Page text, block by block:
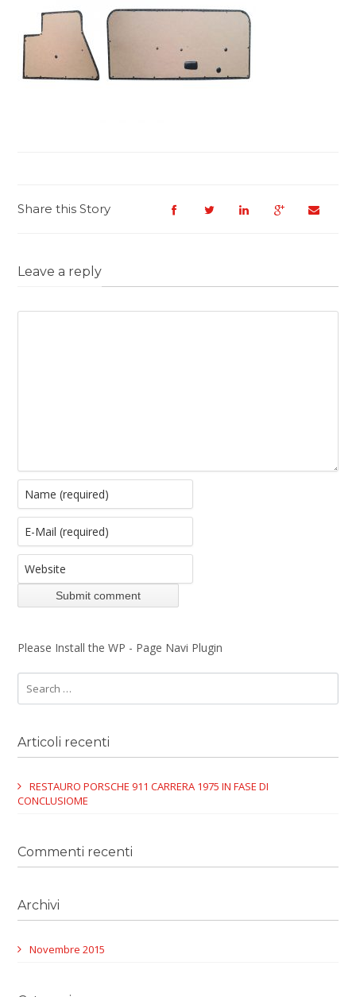
Share this Story
Leave a reply
Please Install the WP - Page Navi Plugin
Articoli recenti
RESTAURO PORSCHE 911 CARRERA 1975 IN FASE DI
CONCLUSIOME
Commenti recenti
Archivi
Novembre 2015